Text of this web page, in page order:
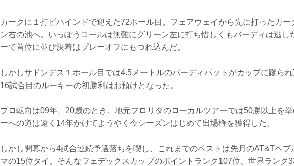
カークに１打ビハインドで迎えた72ホール目。フェアウェイから先に打ったカー
ン右の池へ。いっぽうコールは無難にグリーン左に打ち惜しくもバーディは逃し
ーで首位に並び決着はプレーオフにもつれ込んだ。
しかしサドンデス１ホール目では4.5メートルのバーディパットがカップに蹴ら
16試合目のルーキーの初勝利はお預けとなった。
プロ転向は09年、20歳のとき。地元フロリダのローカルツアーでは50勝以上を
ーへの道は遠く14年かけてようやく今シーズンはじめて出場権を獲得した。
しかし開幕から4試合連続予選落ちを喫し、これまでのベストは先月のAT&Tペ
マの15位タイ。そんなフェデックスカップのポイントランク107位、世界ランク